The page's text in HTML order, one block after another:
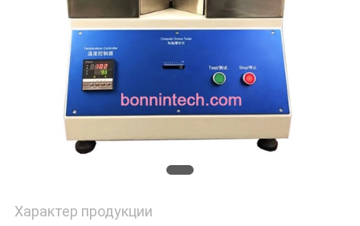
Характер продукции